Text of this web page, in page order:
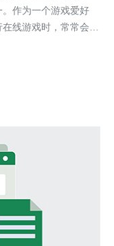
作为一个游戏爱好
线游戏时，常常会碰
境和出色的设备性